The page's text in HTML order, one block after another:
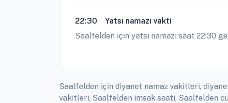
22:30
Yatsı namazı vakti
Saalfelden için yatsı namazı saat 22:30
Saalfelden için diyanet namaz vakitleri,
vakitleri, Saalfelden imsak saati, Saalfelden